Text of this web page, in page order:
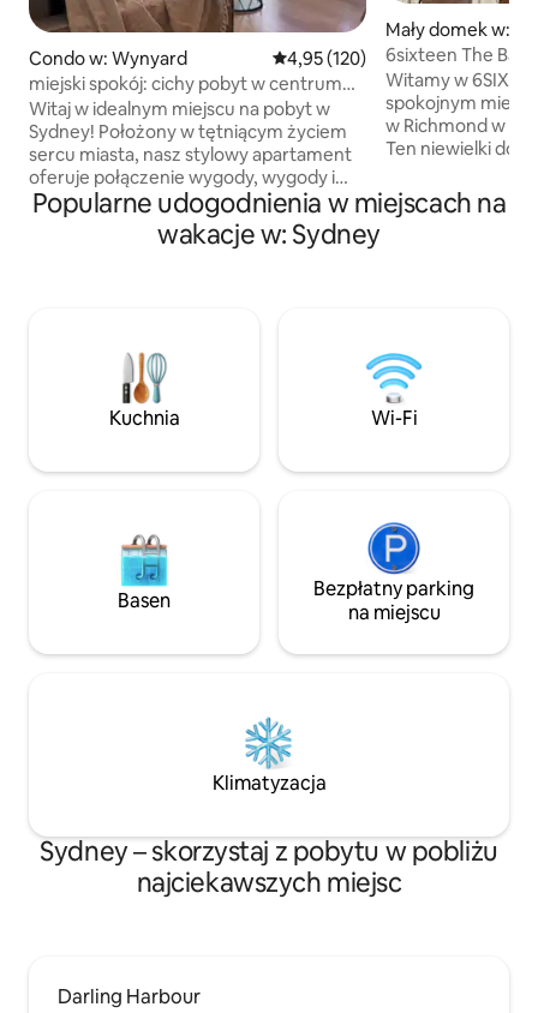
Condo w: Wynyard Średnia ocena: 4,95 na 5, liczba
4,95 (120)
miejski spokój: cichy pobyt w centrum
Sydney
Witaj w idealnym miejscu na pobyt w
Sydney! Położony w tętniącym życiem
sercu miasta, nasz stylowy apartament
oferuje połączenie wygody, wygody i
luksusu, dzięki czemu jest idealną bazą
zarówno dla osób podróżujących
służbowo, jak i rekreacyjnie. Ten piękny
odpoczywasz po dniu spędzonym na
zwiedzaniu, czy nadrabiasz zaległości w
pracy, przestrzeń została
zaprojektowana zarówno z myślą o
Mały domek w:
6sixteen The
Witamy w
spokojnym
w Richmond w
Ten niewielki
Błękitne, jest
podróżujących w
(dostępne są
wellness). Gospodarze w pobliżu, jeśli
zajdzie taka potrzeba. Sauna
uruchomiona w
Popularne udogodnienia w miejscach na
wakacje w: Sydney
Kuchnia Wi-Fi
Basen
Bezpłatny parking
na miejscu
Klimatyzacja
Sydney – skorzystaj z pobytu w pobliżu
najciekawszych miejsc
Darling Harbour